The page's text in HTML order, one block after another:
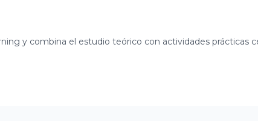
y combina el estudio teórico con actividades prácticas